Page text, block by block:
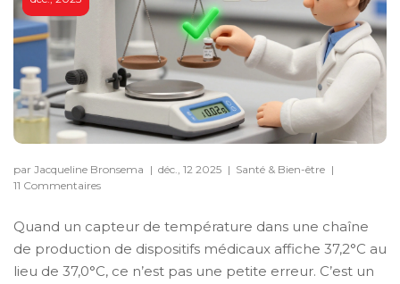
par Jacqueline Bronsema | déc., 12 2025 | Santé & Bien-être |
11 Commentaires
Quand un capteur de température dans une chaîne
de production de dispositifs médicaux affiche 37,2°C au
lieu de 37,0°C, ce n’est pas une petite erreur. C’est un